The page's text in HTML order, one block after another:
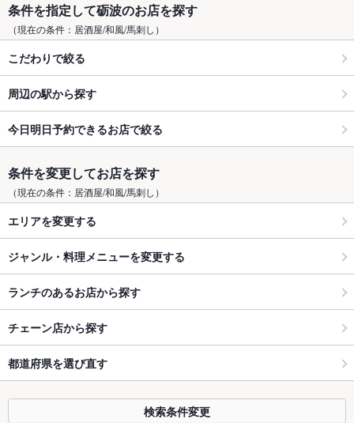
条件を指定して砺波のお店を探す
（現在の条件：居酒屋/和風/馬刺し）
こだわりで絞る
周辺の駅から探す
今日明日予約できるお店で絞る
条件を変更してお店を探す
（現在の条件：居酒屋/和風/馬刺し）
エリアを変更する
ジャンル・料理メニューを変更する
ランチのあるお店から探す
チェーン店から探す
都道府県を選び直す
検索条件変更